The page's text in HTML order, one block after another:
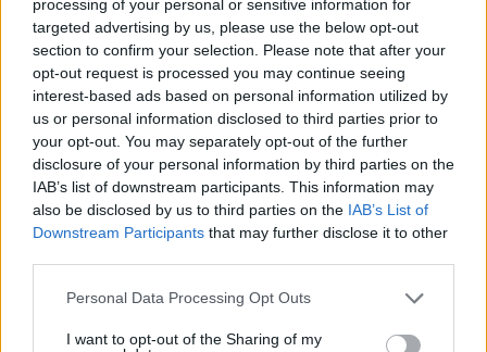
processing of your personal or sensitive information for
targeted advertising by us, please use the below opt-out
section to confirm your selection. Please note that after your
opt-out request is processed you may continue seeing
interest-based ads based on personal information utilized by
us or personal information disclosed to third parties prior to
your opt-out. You may separately opt-out of the further
disclosure of your personal information by third parties on the
IAB’s list of downstream participants. This information may
also be disclosed by us to third parties on the IAB’s List of
Downstream Participants that may further disclose it to other
Please note that this website/app uses one or more Google
not limited to your visit or usage behaviour. You may click to
Personal Data Processing Opt Outs
I want to opt-out of the Sharing of my